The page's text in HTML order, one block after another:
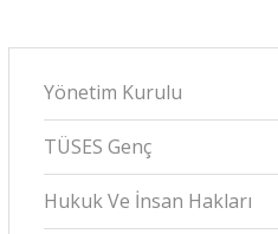
Yönetim Kurulu
TÜSES Genç
Hukuk Ve İnsan Hakları